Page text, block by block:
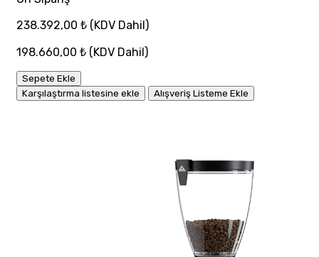
238.392,00 ₺ (KDV Dahil)
198.660,00 ₺ (KDV Dahil)
Sepete Ekle
Karşılaştırma listesine ekle
Alışveriş Listeme Ekle